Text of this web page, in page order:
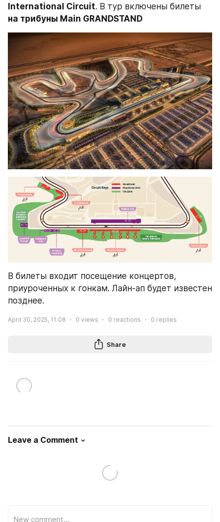
International Circuit
на трибуны Main GRANDSTAND
В билеты входит посещение концертов,
приуроченных к гонкам. Лайн-ап будет известен
позднее.
April 30, 2025, 11:08 0 views 0 reactions 0 replies
Share
Leave a Comment